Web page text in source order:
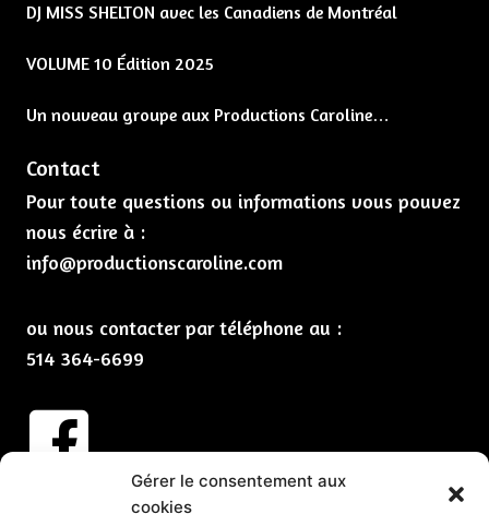
Gérer le consentement aux
cookies
DJ MISS SHELTON avec les Canadiens de Montréal
VOLUME 10 Édition 2025
Un nouveau groupe aux Productions Caroline…
Contact
Pour toute questions ou informations vous pouvez
nous écrire à :
info@productionscaroline.com
ou nous contacter par téléphone au :
514 364-6699
Abonnez-vous à nos infolettres